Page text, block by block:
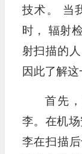
技术。 当
时， 辐射
射扫描的
因此了解这
首先
李。在机
李在扫描